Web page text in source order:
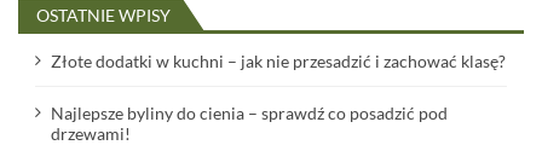
OSTATNIE WPISY
Złote dodatki w kuchni – jak nie przesadzić i zachować klasę?
Najlepsze byliny do cienia – sprawdź co posadzić pod
drzewami!